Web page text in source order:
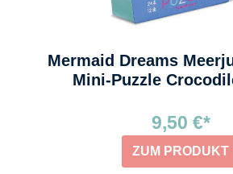
Mermaid Dreams
Mini-Puzzle
9,50 €*
ZUM PRODUKT